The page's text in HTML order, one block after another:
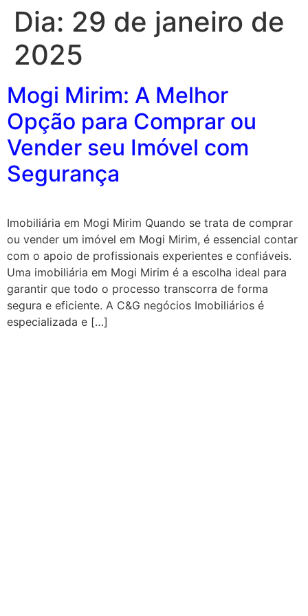
Dia: 29 de janeiro de
2025
Mogi Mirim: A Melhor
Opção para Comprar ou
Vender seu Imóvel com
Segurança
Imobiliária em Mogi Mirim Quando se trata de comprar
ou vender um imóvel em Mogi Mirim, é essencial contar
com o apoio de profissionais experientes e confiáveis.
Uma imobiliária em Mogi Mirim é a escolha ideal para
garantir que todo o processo transcorra de forma
segura e eficiente. A C&G negócios Imobiliários é
especializada e […]